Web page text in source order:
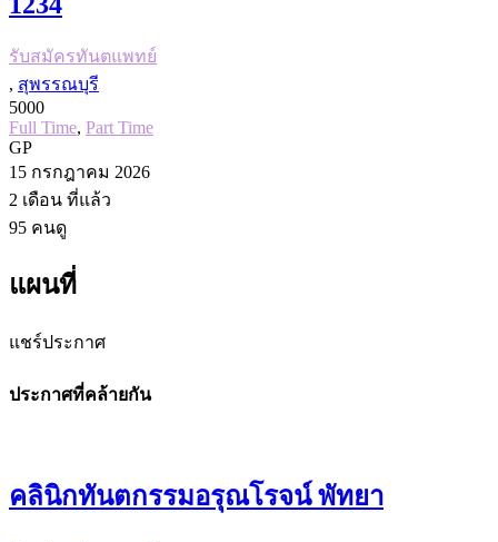
รับสมัครทันตแพทย์
, สุพรรณบุรี
5000
Full Time, Part Time
GP
15 กรกฎาคม 2026
2 เดือน ที่แล้ว
95 คนดู
แผนที่
แชร์ประกาศ
ประกาศที่คล้ายกัน
คลินิกทันตกรรมอรุณโรจน์ พัทยา